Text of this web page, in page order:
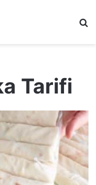
Tarifi